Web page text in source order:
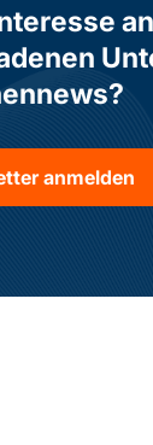
an
anmelden